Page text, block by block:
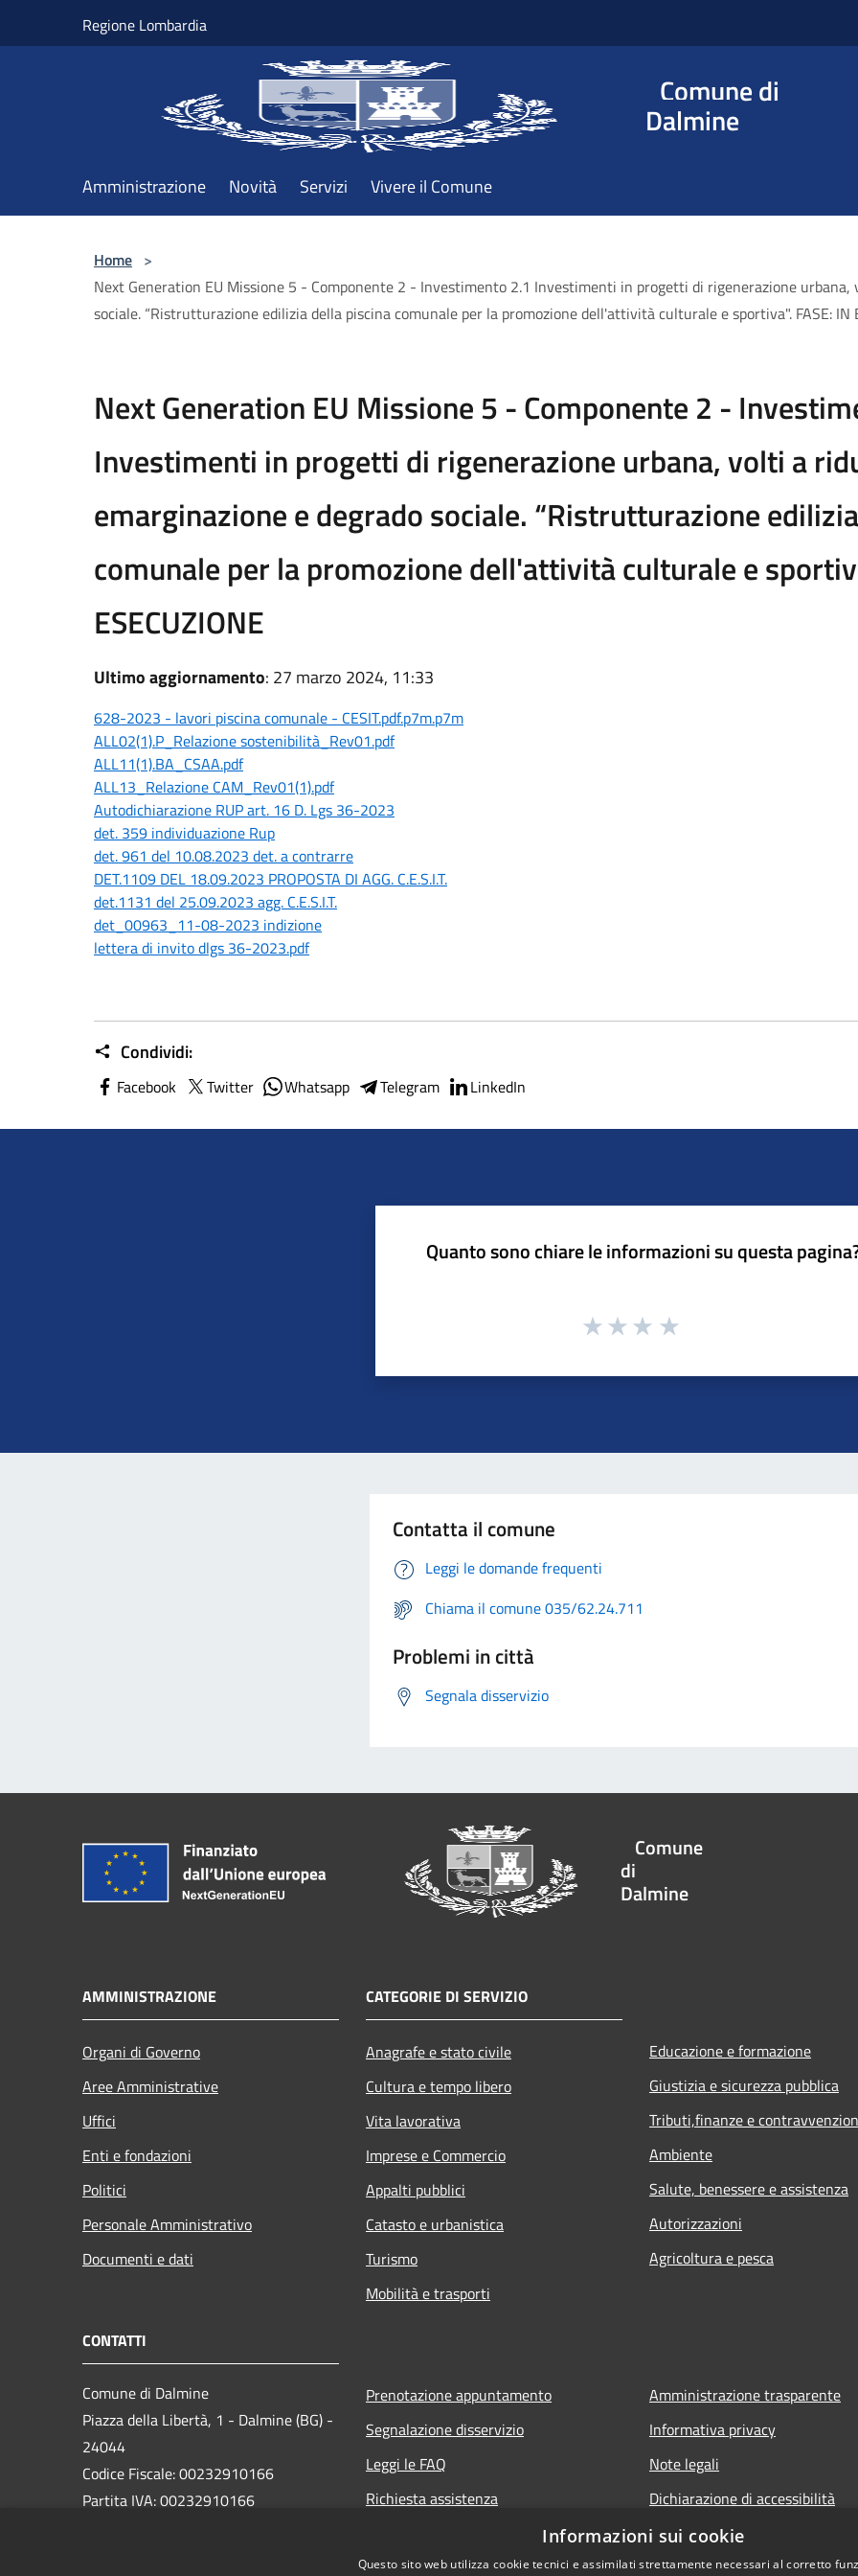
Regione Lombardia
Comune di
Dalmine
Amministrazione Novità Servizi Vivere il Comune
Home >
Next Generation EU Missione 5 - Componente 2 - Investimento 2.1 Investimenti in progetti di rigenerazione
sociale. “Ristrutturazione edilizia della piscina comunale per la promozione dell'attività culturale e sportiva". FASE: IN
Next Generation EU Missione 5 - Componente 2 -
Investimenti in progetti di rigenerazione urbana, volti a
emarginazione e degrado sociale. “Ristrutturazione
comunale per la promozione dell'attività culturale e
ESECUZIONE
Ultimo aggiornamento: 27 marzo 2024, 11:33
628-2023 - lavori piscina comunale - CESIT.pdf.p7m.p7m
ALL02(1).P_Relazione sostenibilità_Rev01.pdf
ALL11(1).BA_CSAA.pdf
ALL13_Relazione CAM_Rev01(1).pdf
Autodichiarazione RUP art. 16 D. Lgs 36-2023
det. 359 individuazione Rup
det. 961 del 10.08.2023 det. a contrarre
DET.1109 DEL 18.09.2023 PROPOSTA DI AGG. C.E.S.I.T.
det.1131 del 25.09.2023 agg. C.E.S.I.T.
det_00963_11-08-2023 indizione
lettera di invito dlgs 36-2023.pdf
Condividi:
Facebook Twitter Whatsapp Telegram LinkedIn
Quanto sono chiare le informazioni su questa
Contatta il comune
Leggi le domande frequenti
Chiama il comune 035/62.24.711
Problemi in città
Segnala disservizio
Comune
di
Dalmine
AMMINISTRAZIONE
Organi di Governo
Aree Amministrative
Uffici
Enti e fondazioni
Politici
Personale Amministrativo
Documenti e dati
CATEGORIE DI SERVIZIO
Anagrafe e stato civile
Cultura e tempo libero
Vita lavorativa
Imprese e Commercio
Appalti pubblici
Catasto e urbanistica
Turismo
Mobilità e trasporti
Educazione e formazione
Giustizia e sicurezza pubblica
Tributi,finanze e
Ambiente
Salute, benessere e assistenza
Autorizzazioni
Agricoltura e pesca
CONTATTI
Comune di Dalmine
Piazza della Libertà, 1 - Dalmine (BG) -
24044
Codice Fiscale: 00232910166
Partita IVA: 00232910166
Prenotazione appuntamento
Segnalazione disservizio
Leggi le FAQ
Richiesta assistenza
Amministrazione trasparente
Informativa privacy
Note legali
Dichiarazione di accessibilità
Piano di miglioramento del sito
Informazioni sui cookie
Questo sito web utilizza cookie tecnici e assimilati strettamente necessari al corretto